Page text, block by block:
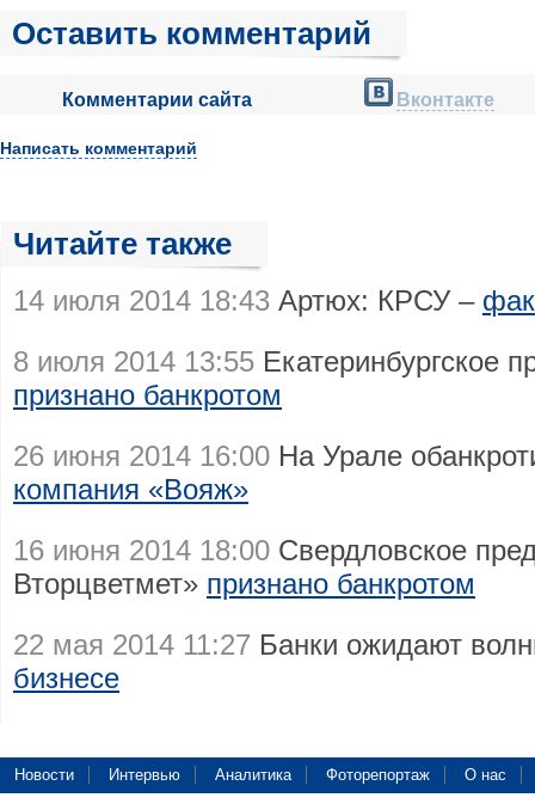
Оставить комментарий
Комментарии сайта Вконтакте
Написать комментарий
Читайте также
14 июля 2014 18:43 Артюх: КРСУ –
8 июля 2014 13:55 Екатеринбургское
признано банкротом
26 июня 2014 16:00 На Урале
компания «Вояж»
16 июня 2014 18:00 Свердловское
Вторцветмет» признано банкротом
22 мая 2014 11:27 Банки ожидают
бизнесе
Новости Интервью Аналитика Фоторепортаж О нас